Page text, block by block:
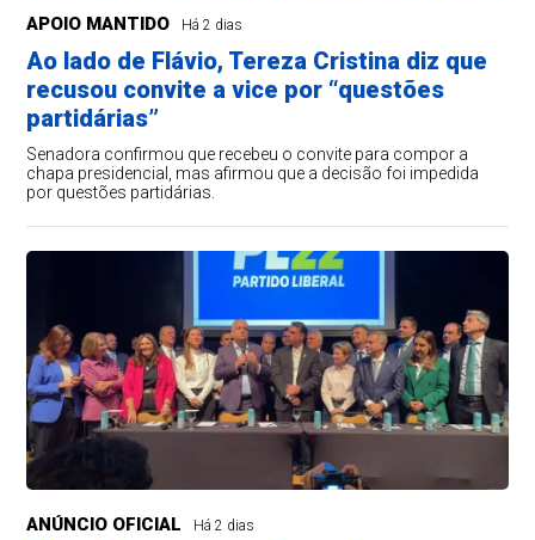
APOIO MANTIDO Há 2 dias
Ao lado de Flávio, Tereza Cristina diz que
recusou convite a vice por “questões
partidárias”
Senadora confirmou que recebeu o convite para compor a
chapa presidencial, mas afirmou que a decisão foi impedida
por questões partidárias.
ANÚNCIO OFICIAL Há 2 dias